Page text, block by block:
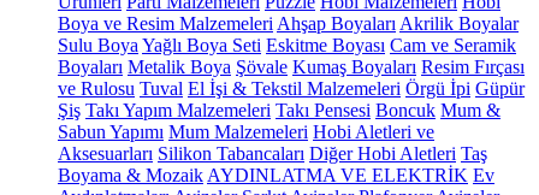
Boya ve Resim Malzemeleri Ahşap Boyaları Akrilik Boyalar
Sulu Boya Yağlı Boya Seti Eskitme Boyası Cam ve Seramik
Boyaları Metalik Boya Şövale Kumaş Boyaları Resim Fırçası
ve Rulosu Tuval El İşi & Tekstil Malzemeleri Örgü İpi Güpür
Şiş Takı Yapım Malzemeleri Takı Pensesi Boncuk Mum &
Sabun Yapımı Mum Malzemeleri Hobi Aletleri ve
Aksesuarları Silikon Tabancaları Diğer Hobi Aletleri Taş
Boyama & Mozaik AYDINLATMA VE ELEKTRİK Ev